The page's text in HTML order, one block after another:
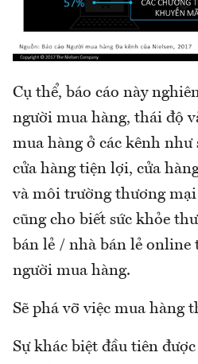
Cụ thể, báo cáo này
người mua hàng, thái độ
mua hàng ở các kênh
cửa hàng tiện lợi, cửa
và môi trường thương mại
cũng cho biết sức khỏe
bán lẻ / nhà bán lẻ online
người mua hàng.
Sẽ phá vỡ việc mua hàng
Sự khác biệt đầu tiên